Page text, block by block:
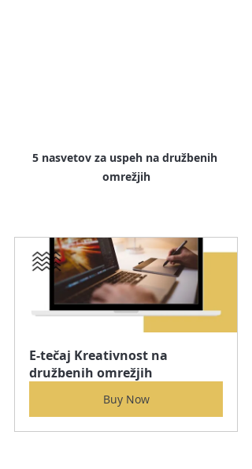
5 nasvetov za uspeh na družbenih
omrežjih
E-tečaj Kreativnost na
družbenih omrežjih
Buy Now